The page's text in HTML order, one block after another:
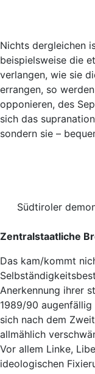
Nichts dergleichen
beispielsweise die
verlangen, wie sie
errangen, so
opponieren, des
sich das
sondern sie –
Südtiroler
Zentralstaatliche
Das kam/kommt
Anerkennung ihrer
1989/90
sich nach dem
allmählich
Vor allem Linke,
ideologischen